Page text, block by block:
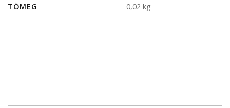
TÖMEG 0,02 kg